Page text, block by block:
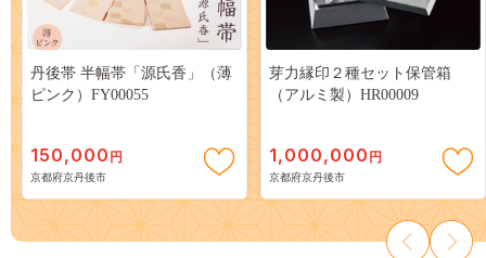
丹後帯 半幅帯「源氏香」（薄
ピンク）FY00055
150,000 円
京都府京丹後市
芽力縁印２種セット保管箱
（アルミ製）HR00009
1,000,000 円
京都府京丹後市